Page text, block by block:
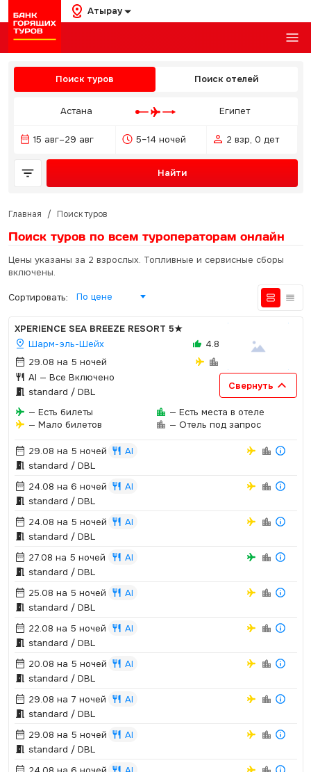
Атырау
Поиск туров Поиск отелей
Астана Египет
15 авг–29 авг 5–14 ночей 2 взр, 0 дет
Найти
Главная / Поиск туров
Поиск туров по всем туроператорам онлайн
Цены указаны за 2 взрослых. Топливные и сервисные сборы
включены.
Сортировать: По цене
XPERIENCE SEA BREEZE RESORT 5★
Шарм-эль-Шейх
29.08 на 5 ночей
AI — Все Включено
4.8
standard / DBL
Свернуть
— Есть билеты
— Мало билетов
— Есть места в отеле
— Отель под запрос
29.08 на 5 ночей
AI
standard / DBL
24.08 на 6 ночей
AI
standard / DBL
24.08 на 5 ночей
AI
standard / DBL
27.08 на 5 ночей
AI
standard / DBL
25.08 на 5 ночей
AI
standard / DBL
22.08 на 5 ночей
AI
standard / DBL
20.08 на 5 ночей
AI
standard / DBL
29.08 на 7 ночей
AI
standard / DBL
29.08 на 5 ночей
AI
standard / DBL